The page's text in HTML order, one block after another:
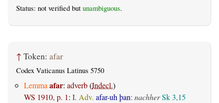
Status: not verified but unambiguous.
↑ Token: afar
Codex Vaticanus Latinus 5750
Lemmaafar: adverb(Indecl.)
WS 1910, p. 1: I. Adv. afar-uh þan: nachherSk 3,15